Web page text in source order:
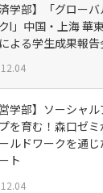
済学部】「グロー
Ⅰ」中国・上海 華
よる学生成果報
営学部】ソーシャ
を育む！森口ゼ
ルドワークを通
ト